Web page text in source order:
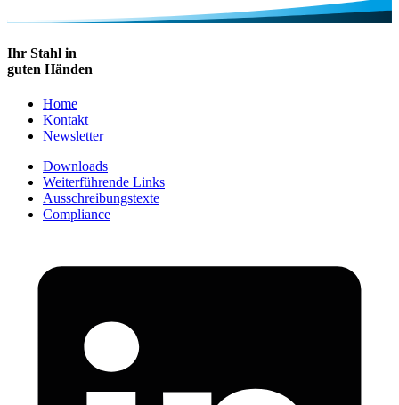
Ihr Stahl in
guten Händen
Home
Kontakt
Newsletter
Downloads
Weiterführende Links
Ausschreibungstexte
Compliance